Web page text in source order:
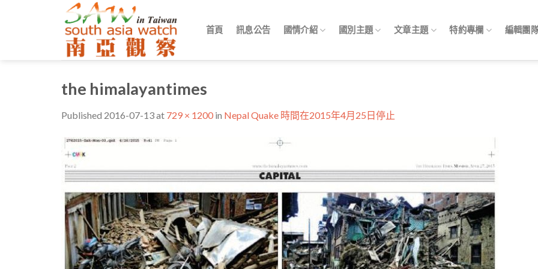
首頁 訊息公告 國情介紹 國別主題 文章主題 特約專欄 編輯團
the himalayantimes
Published 2016-07-13at 729 × 1200 in Nepal Quake 時間在2015年4月25日停止